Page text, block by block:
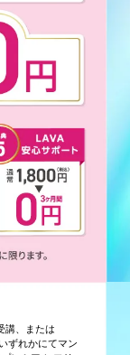
講、または
ずれかにてマン